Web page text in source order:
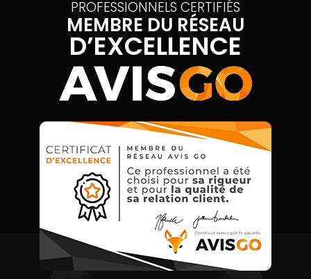
PROFESSIONNELS CERTIFIÉS
MEMBRE DU RÉSEAU
D’EXCELLENCE